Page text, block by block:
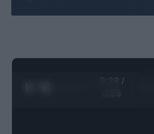
0:29 /